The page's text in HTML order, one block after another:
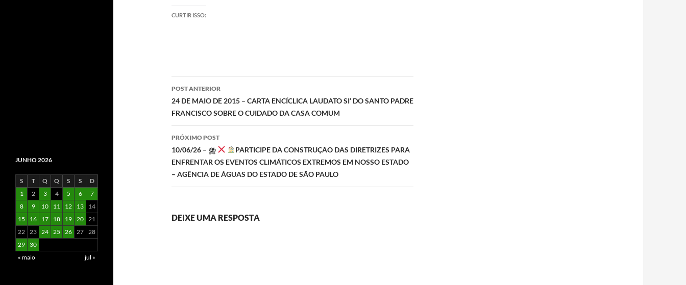
CURTIR ISSO:
Navegação
de
posts
POST ANTERIOR
24 DE MAIO DE 2015 – CARTA ENCÍCLICA LAUDATO SI’ DO SANTO PADRE
FRANCISCO SOBRE O CUIDADO DA CASA COMUM
PRÓXIMO POST
10/06/26 – ⛈
PARTICIPE DA CONSTRUÇÃO DAS DIRETRIZES PARA
ENFRENTAR OS EVENTOS CLIMÁTICOS EXTREMOS EM NOSSO ESTADO
– AGÊNCIA DE ÁGUAS DO ESTADO DE SÃO PAULO
DEIXE UMA RESPOSTA
JUNHO 2026
S T Q Q S S
D
1
2 3 4 5 6
7
8
9 10 11 12 13
14
15
16 17 18 19 20 21
22 23 24 25 26 27 28
29
30
« maio
jul »